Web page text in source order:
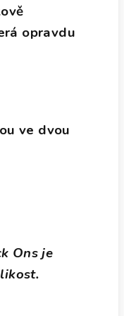
opravdu
ve dvou
Ons je